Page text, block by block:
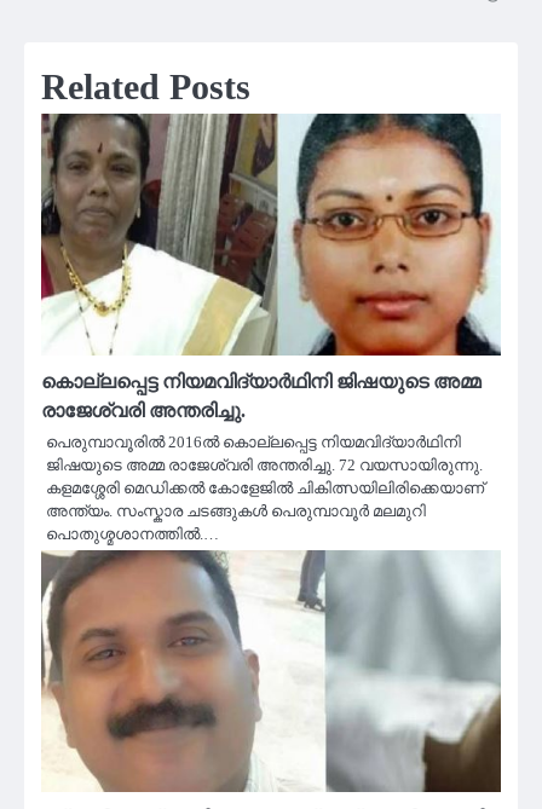
Related Posts
കൊല്ലപ്പെട്ട നിയമവിദ്യാർഥിനി ജിഷയുടെ അമ്മ
രാജേശ്വരി അന്തരിച്ചു.
പെരുമ്പാവൂരിൽ 2016ൽ കൊല്ലപ്പെട്ട നിയമവിദ്യാർഥിനി
ജിഷയുടെ അമ്മ രാജേശ്വരി അന്തരിച്ചു. 72 വയസായിരുന്നു.
കളമശ്ശേരി മെഡിക്കൽ കോളേജിൽ ചികിത്സയിലിരിക്കെയാണ്
അന്ത്യം. സംസ്കാര ചടങ്ങുകൾ പെരുമ്പാവൂർ മലമുറി
പൊതുശ്മശാനത്തിൽ.…